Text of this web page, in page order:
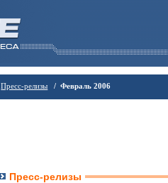
Пресс-релизы / Февраль 2006
Пресс-релизы